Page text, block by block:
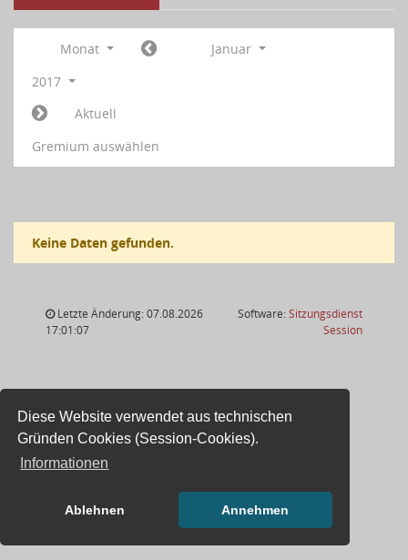
Diese Website verwendet aus technischen
Gründen Cookies (Session-Cookies).
Informationen
Ablehnen Annehmen
Monat
Januar
2017
Aktuell
Gremium auswählen
Keine Daten gefunden.
Letzte Änderung: 07.08.2026
17:01:07
Software:Sitzungsdienst
Session(Wird in